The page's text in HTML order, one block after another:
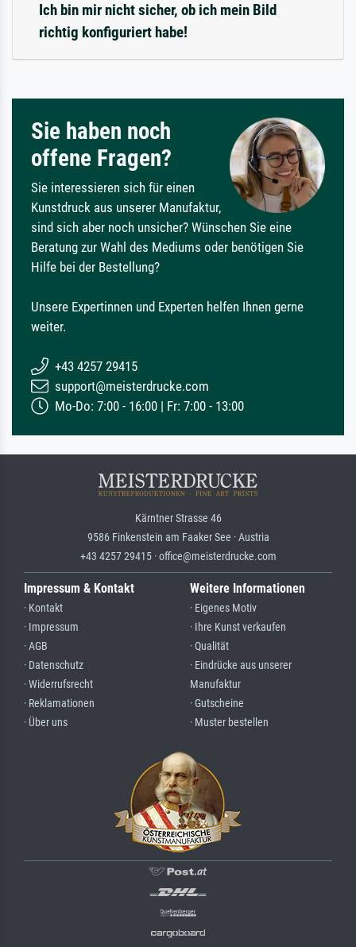
Ich bin mir nicht sicher, ob ich mein Bild
richtig konfiguriert habe!
Sie haben noch
offene Fragen?
Sie interessieren sich für einen
Kunstdruck aus unserer Manufaktur,
sind sich aber noch unsicher? Wünschen Sie eine
Beratung zur Wahl des Mediums oder benötigen Sie
Hilfe bei der Bestellung?
Unsere Expertinnen und Experten helfen Ihnen gerne
weiter.
+43 4257 29415
support@meisterdrucke.com
Mo-Do: 7:00 - 16:00 | Fr: 7:00 - 13:00
Kärntner Strasse 46
9586 Finkenstein am Faaker See · Austria
+43 4257 29415 · office@meisterdrucke.com
Impressum & Kontakt
· Kontakt
· Impressum
· AGB
· Datenschutz
· Widerrufsrecht
· Reklamationen
· Über uns
Weitere Informationen
· Eigenes Motiv
· Ihre Kunst verkaufen
· Qualität
· Eindrücke aus unserer
Manufaktur
· Gutscheine
· Muster bestellen